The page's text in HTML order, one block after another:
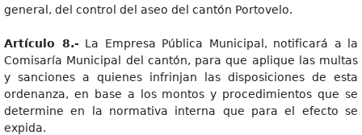
general, del control del aseo del cantón Portovelo.
Artículo 8.- La Empresa Pública Municipal, notificará a la
Comisaría Municipal del cantón, para que aplique las multas
y sanciones a quienes infrinjan las disposiciones de esta
ordenanza, en base a los montos y procedimientos que se
determine en la normativa interna que para el efecto se
expida.